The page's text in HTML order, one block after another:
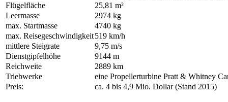
Flügelfläche
25,81 m²
Leermasse
2974 kg
max. Startmasse
4740 kg
max. Reisegeschwindigkeit519 km/h
mittlere Steigrate
9,75 m/s
Dienstgipfelhöhe
9144 m
Reichweite
2889 km
Triebwerke
eine Propellerturbine Pratt & Whitney
Preis:
ca. 4 bis 4,9 Mio. Dollar (Stand 2015)